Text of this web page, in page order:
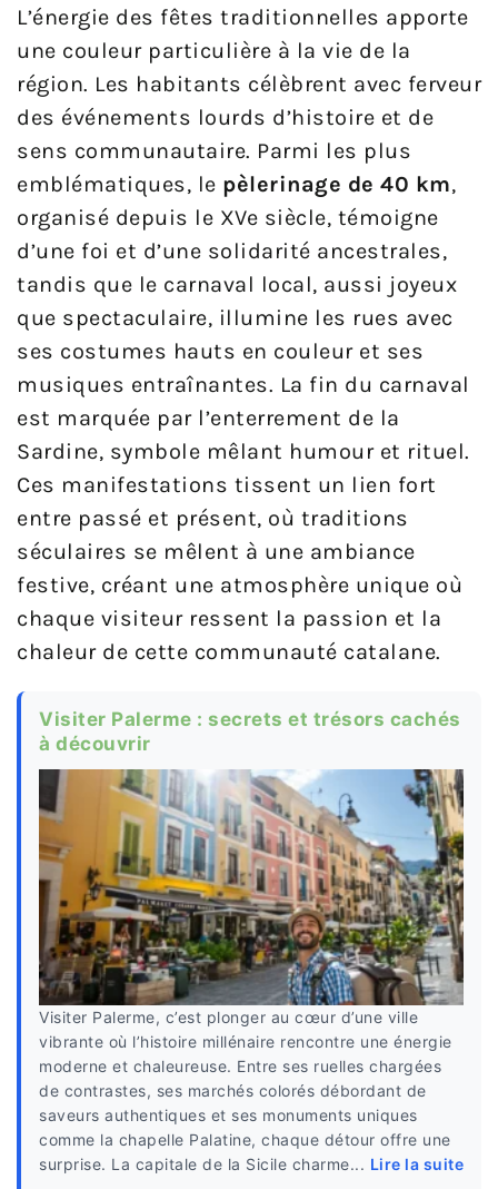
L’énergie des fêtes traditionnelles apporte
une couleur particulière à la vie de la
région. Les habitants célèbrent avec ferveur
des événements lourds d’histoire et de
sens communautaire. Parmi les plus
emblématiques, le pèlerinage de 40 km,
organisé depuis le XVe siècle, témoigne
d’une foi et d’une solidarité ancestrales,
tandis que le carnaval local, aussi joyeux
que spectaculaire, illumine les rues avec
ses costumes hauts en couleur et ses
musiques entraînantes. La fin du carnaval
est marquée par l’enterrement de la
Sardine, symbole mêlant humour et rituel.
Ces manifestations tissent un lien fort
entre passé et présent, où traditions
séculaires se mêlent à une ambiance
festive, créant une atmosphère unique où
chaque visiteur ressent la passion et la
chaleur de cette communauté catalane.
Visiter Palerme : secrets et trésors cachés
à découvrir
Visiter Palerme, c’est plonger au cœur d’une ville
vibrante où l’histoire millénaire rencontre une énergie
moderne et chaleureuse. Entre ses ruelles chargées
de contrastes, ses marchés colorés débordant de
saveurs authentiques et ses monuments uniques
comme la chapelle Palatine, chaque détour offre une
surprise. La capitale de la Sicile charme... Lire la suite